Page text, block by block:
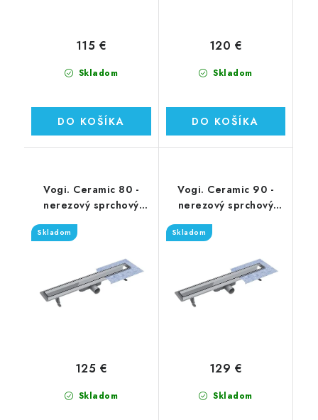
Skladom
115 €
DO KOŠÍKA
Skladom
120 €
DO KOŠÍKA
Vogi. Ceramic 80 -
nerezový sprchový
Skladom
Skladom
125 €
Vogi. Ceramic 90 -
nerezový sprchový
Skladom
Skladom
129 €